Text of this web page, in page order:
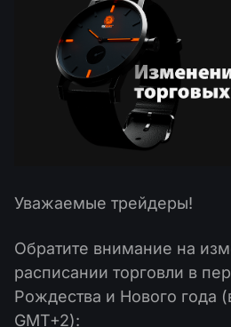
PAMM ECN
Провайдеры и Подписчики
Конкурсы Форекс
Криптовалюта
Календарь дивидендов
Форум Трейдеров
База знаний
Что такое торговля CFD?
Что такое Форекс брокер?
Почему мы?
История
Связаться с нами
Уважаемые трейдеры!
Обратите внимание на
расписании торговли в
Рождества и Нового года
GMT+2):